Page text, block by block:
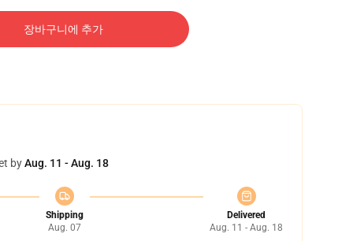
장바구니에 추가
byAug. 11 - Aug. 18
Shipping
Aug. 07
Delivered
Aug. 11 - Aug. 18